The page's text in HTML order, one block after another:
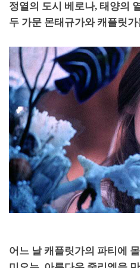
정열의 도시 베로나, 태양의
두 가문 몬태규가와 캐플릿
어느 날 캐플릿가의 파티에